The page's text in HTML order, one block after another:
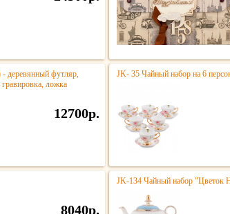
- деревянный футляр,
гравировка, ложка
12700р.
JK- 35 Чайный набор на 6
8040р.
JK-134 Чайный набор "Цветок